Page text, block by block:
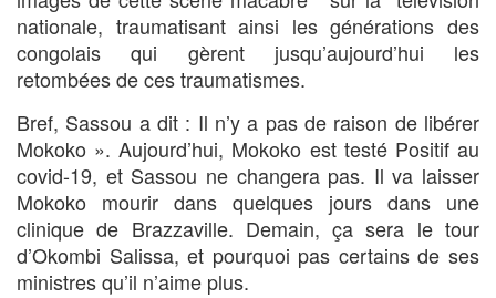
nationale, traumatisant ainsi les générations des
congolais qui gèrent jusqu’aujourd’hui les
retombées de ces traumatismes.
Bref, Sassou a dit : Il n’y a pas de raison de libérer
Mokoko ». Aujourd’hui, Mokoko est testé Positif au
covid-19, et Sassou ne changera pas. Il va laisser
Mokoko mourir dans quelques jours dans une
clinique de Brazzaville. Demain, ça sera le tour
d’Okombi Salissa, et pourquoi pas certains de ses
ministres qu’il n’aime plus.